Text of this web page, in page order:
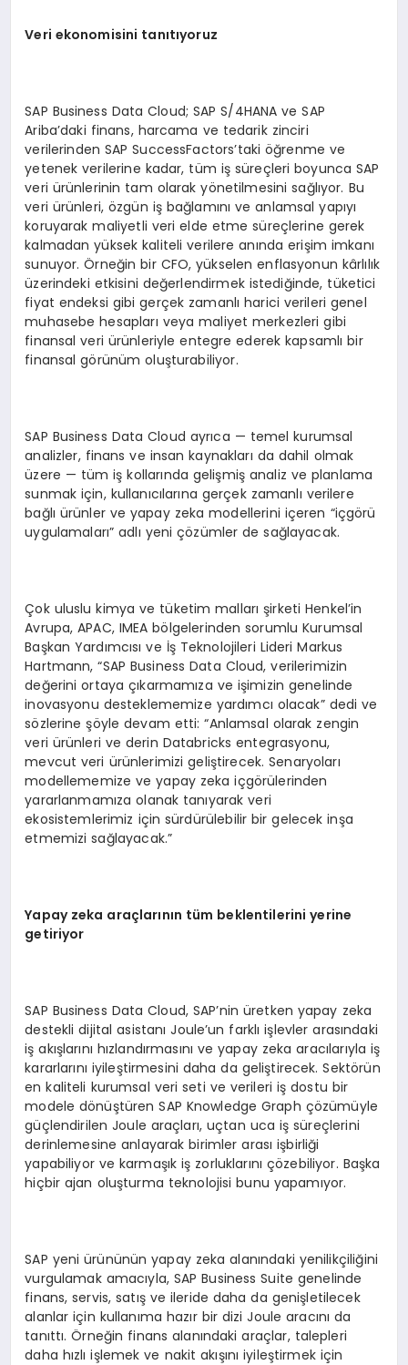
Veri ekonomisini tanıtıyoruz
SAP Business Data Cloud; SAP S/4HANA ve SAP
Ariba’daki finans, harcama ve tedarik zinciri
verilerinden SAP SuccessFactors’taki öğrenme ve
yetenek verilerine kadar, tüm iş süreçleri boyunca SAP
veri ürünlerinin tam olarak yönetilmesini sağlıyor. Bu
veri ürünleri, özgün iş bağlamını ve anlamsal yapıyı
koruyarak maliyetli veri elde etme süreçlerine gerek
kalmadan yüksek kaliteli verilere anında erişim imkanı
sunuyor. Örneğin bir CFO, yükselen enflasyonun kârlılık
üzerindeki etkisini değerlendirmek istediğinde, tüketici
fiyat endeksi gibi gerçek zamanlı harici verileri genel
muhasebe hesapları veya maliyet merkezleri gibi
finansal veri ürünleriyle entegre ederek kapsamlı bir
finansal görünüm oluşturabiliyor.
SAP Business Data Cloud ayrıca — temel kurumsal
analizler, finans ve insan kaynakları da dahil olmak
üzere — tüm iş kollarında gelişmiş analiz ve planlama
sunmak için, kullanıcılarına gerçek zamanlı verilere
bağlı ürünler ve yapay zeka modellerini içeren “içgörü
uygulamaları” adlı yeni çözümler de sağlayacak.
Çok uluslu kimya ve tüketim malları şirketi Henkel’in
Avrupa, APAC, IMEA bölgelerinden sorumlu Kurumsal
Başkan Yardımcısı ve İş Teknolojileri Lideri Markus
Hartmann, “SAP Business Data Cloud, verilerimizin
değerini ortaya çıkarmamıza ve işimizin genelinde
inovasyonu desteklememize yardımcı olacak” dedi ve
sözlerine şöyle devam etti: “Anlamsal olarak zengin
veri ürünleri ve derin Databricks entegrasyonu,
mevcut veri ürünlerimizi geliştirecek. Senaryoları
modellememize ve yapay zeka içgörülerinden
yararlanmamıza olanak tanıyarak veri
ekosistemlerimiz için sürdürülebilir bir gelecek inşa
etmemizi sağlayacak.”
Yapay zeka araçlarının tüm beklentilerini yerine
getiriyor
SAP Business Data Cloud, SAP’nin üretken yapay zeka
destekli dijital asistanı Joule’un farklı işlevler arasındaki
iş akışlarını hızlandırmasını ve yapay zeka aracılarıyla iş
kararlarını iyileştirmesini daha da geliştirecek. Sektörün
en kaliteli kurumsal veri seti ve verileri iş dostu bir
modele dönüştüren SAP Knowledge Graph çözümüyle
güçlendirilen Joule araçları, uçtan uca iş süreçlerini
derinlemesine anlayarak birimler arası işbirliği
yapabiliyor ve karmaşık iş zorluklarını çözebiliyor. Başka
hiçbir ajan oluşturma teknolojisi bunu yapamıyor.
SAP yeni ürününün yapay zeka alanındaki yenilikçiliğini
vurgulamak amacıyla, SAP Business Suite genelinde
finans, servis, satış ve ileride daha da genişletilecek
alanlar için kullanıma hazır bir dizi Joule aracını da
tanıttı. Örneğin finans alanındaki araçlar, talepleri
daha hızlı işlemek ve nakit akışını iyileştirmek için